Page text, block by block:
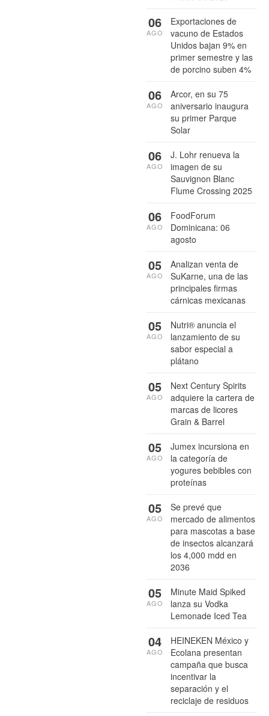
Exportaciones de
vacuno de Estados
Unidos bajan 9% en
primer semestre y las
de porcino suben 4%
06
AGO
Arcor, en su 75
aniversario inaugura
su primer Parque
Solar
06
AGO
J. Lohr renueva la
imagen de su
Sauvignon Blanc
Flume Crossing 2025
06
AGO
FoodForum
Dominicana: 06
agosto
06
AGO
Analizan venta de
SuKarne, una de las
principales firmas
cárnicas mexicanas
05
AGO
Nutri® anuncia el
lanzamiento de su
sabor especial a
plátano
05
AGO
Next Century Spirits
adquiere la cartera de
marcas de licores
Grain & Barrel
05
AGO
Jumex incursiona en
la categoría de
yogures bebibles con
proteínas
05
AGO
Se prevé que
mercado de alimentos
para mascotas a base
de insectos alcanzará
los 4,000 mdd en
2036
05
AGO
Minute Maid Spiked
lanza su Vodka
Lemonade Iced Tea
05
AGO
HEINEKEN México y
Ecolana presentan
campaña que busca
incentivar la
separación y el
reciclaje de residuos
04
AGO